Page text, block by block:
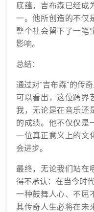
底蕴，吉布森已经成
一。他所创造的不仅
整个社会留下了一笔
影响。
总结：
通过对“吉布森”的传
可以看出，这位跨界
我，无论是在音乐还
的成绩。他不仅仅是
一位真正意义上的文
会进步。
最终，无论我们站在
得不承认：在当今时
一种鼓舞人心、不屈
其传奇人生必将在未